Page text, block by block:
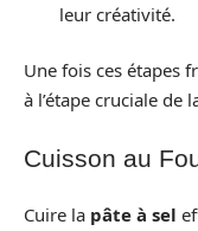
leur créativité.
Une fois ces étapes
à l’étape cruciale de
Cuisson au
Cuire la pâte à sel